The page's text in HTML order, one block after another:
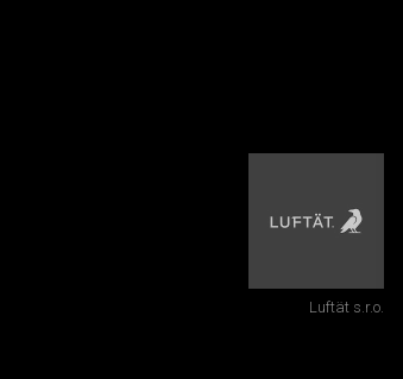
Luftät s.r.o.